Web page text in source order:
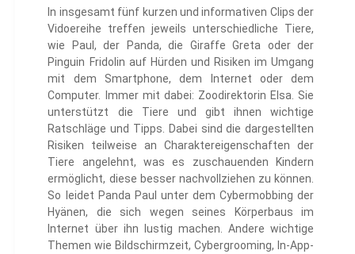
In insgesamt fünf kurzen und informativen Clips der
Vidoereihe treffen jeweils unterschiedliche Tiere,
wie Paul, der Panda, die Giraffe Greta oder der
Pinguin Fridolin auf Hürden und Risiken im Umgang
mit dem Smartphone, dem Internet oder dem
Computer. Immer mit dabei: Zoodirektorin Elsa. Sie
unterstützt die Tiere und gibt ihnen wichtige
Ratschläge und Tipps. Dabei sind die dargestellten
Risiken teilweise an Charaktereigenschaften der
Tiere angelehnt, was es zuschauenden Kindern
ermöglicht, diese besser nachvollziehen zu können.
So leidet Panda Paul unter dem Cybermobbing der
Hyänen, die sich wegen seines Körperbaus im
Internet über ihn lustig machen. Andere wichtige
Themen wie Bildschirmzeit, Cybergrooming, In-App-